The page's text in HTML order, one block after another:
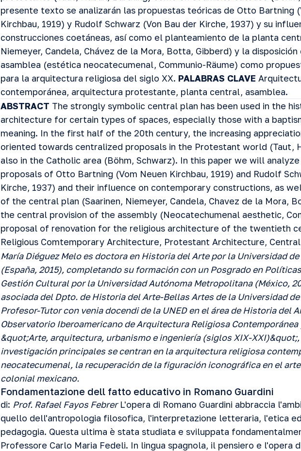
presente texto se analizarán las propuestas teóricas de Otto Bartning
Kirchbau, 1919) y Rudolf Schwarz (Von Bau der Kirche, 1937) y su
construcciones coetáneas, así como el planteamiento de la planta
Niemeyer, Candela, Chávez de la Mora, Botta, Gibberd) y la
asamblea (estética neocatecumenal, Communio-Räume) como
para la arquitectura religiosa del siglo XX. PALABRAS CLAVE
contemporánea, arquitectura protestante, planta central, asamblea.
ABSTRACT The strongly symbolic central plan has been used in the
architecture for certain types of spaces, especially those with a
meaning. In the first half of the 20th century, the increasing
oriented towards centralized proposals in the Protestant world (Taut,
also in the Catholic area (Böhm, Schwarz). In this paper we will
proposals of Otto Bartning (Vom Neuen Kirchbau, 1919) and Rudolf
Kirche, 1937) and their influence on contemporary constructions, as
of the central plan (Saarinen, Niemeyer, Candela, Chavez de la Mora,
the central provision of the assembly (Neocatechumenal aesthetic,
proposal of renovation for the religious architecture of the twentieth
Religious Comtemporary Architecture, Protestant Architecture,
María Diéguez Melo es doctora en Historia del Arte por la Universidad
(España, 2015), completando su formación con un Posgrado en
Gestión Cultural por la Universidad Autónoma Metropolitana (México,
asociada del Dpto. de Historia del Arte-Bellas Artes de la Universidad
Profesor-Tutor con venia docendi de la UNED en el área de Historia del
Observatorio Iberoamericano de Arquitectura Religiosa Contemporánea
&quot;Arte, arquitectura, urbanismo e ingeniería (siglos XIX-
investigación principales se centran en la arquitectura religiosa
neocatecumenal, la recuperación de la figuración iconográfica en el
colonial mexicano.
Fondamentazione dell fatto educativo in Romano Guardini
di: Prof. Rafael Fayos Febrer L'opera di Romano Guardini abbraccia
quello dell'antropologia filosofica, l'interpretazione letteraria, l'etica
pedagogia. Questa ultima è stata studiata e sviluppata
Professore Carlo Maria Fedeli. In lingua spagnola, il pensiero e l'opera